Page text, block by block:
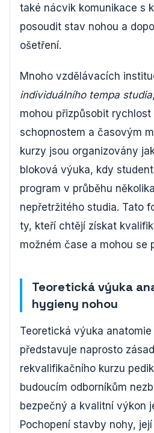
také nácvik komunikace s
posoudit stav nohou a
ošetření.
Mnoho vzdělávacích
individuálního tempa studia
mohou přizpůsobit
schopnostem a časovým
kurzy jsou organizovány
bloková výuka, kdy
program v průběhu
nepřetržitého studia. Tato
ty, kteří chtějí získat
možném čase a mohou se
Teoretická výuka
hygieny nohou
Teoretická výuka
představuje naprosto
rekvalifikačního kurzu
budoucím odborníkům
bezpečný a kvalitní výkon
Pochopení stavby nohy,